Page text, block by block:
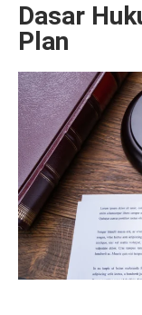
Dasar
Plan